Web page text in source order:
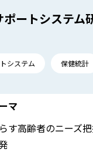
ポートシステム
システム 保健統計
マ
す高齢者のニーズ